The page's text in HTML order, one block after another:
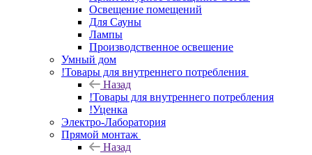
Освещение помещений
Для Сауны
Лампы
Производственное освешение
Умный дом
!Товары для внутреннего потребления
Назад
!Товары для внутреннего потребления
!Уценка
Электро-Лаборатория
Прямой монтаж
Назад